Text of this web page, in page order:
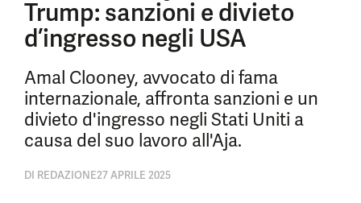
Trump: sanzioni e divieto
d’ingresso negli USA
Amal Clooney, avvocato di fama
internazionale, affronta sanzioni e un
divieto d'ingresso negli Stati Uniti a
causa del suo lavoro all'Aja.
DI REDAZIONE27 APRILE 2025